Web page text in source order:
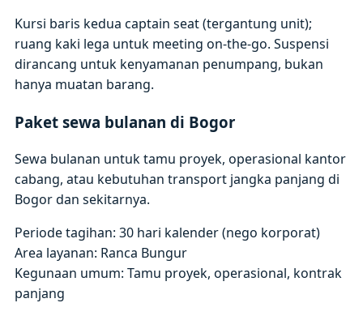
Kursi baris kedua captain seat (tergantung unit);
ruang kaki lega untuk meeting on-the-go. Suspensi
dirancang untuk kenyamanan penumpang, bukan
hanya muatan barang.
Paket sewa bulanan di Bogor
Sewa bulanan untuk tamu proyek, operasional kantor
cabang, atau kebutuhan transport jangka panjang di
Bogor dan sekitarnya.
Periode tagihan: 30 hari kalender (nego korporat)
Area layanan: Ranca Bungur
Kegunaan umum: Tamu proyek, operasional, kontrak
panjang